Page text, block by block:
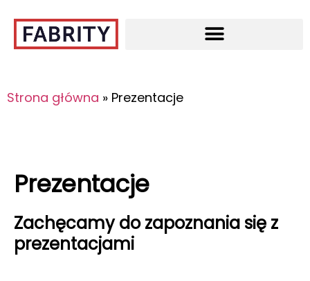
Strona główna » Prezentacje
Prezentacje
Zachęcamy do zapoznania się z
prezentacjami